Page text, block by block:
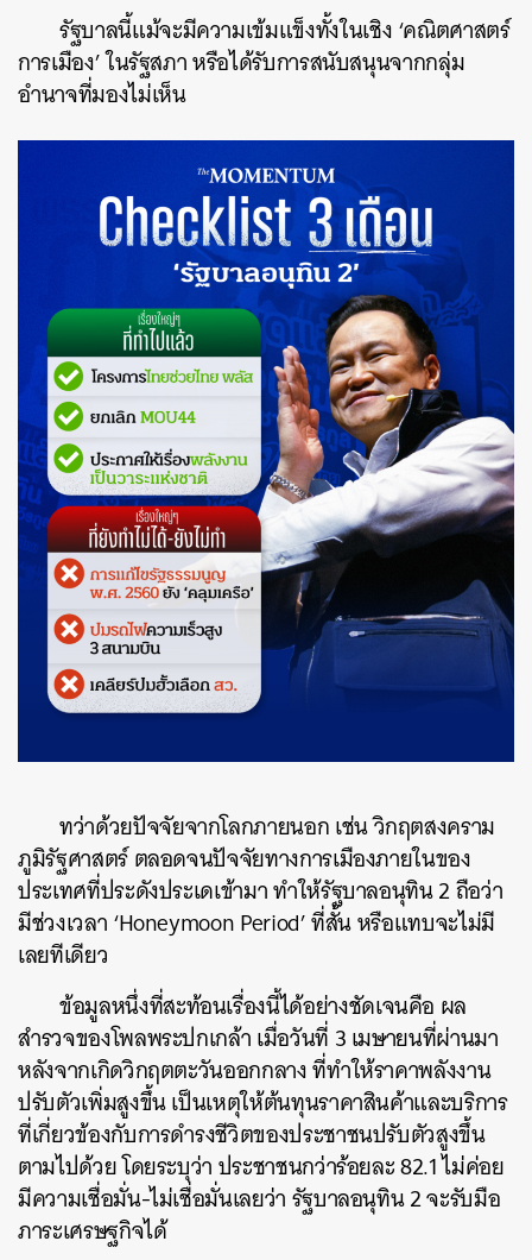
รัฐบาลนี้แม้จะมีความเข้มแข็งทั้งในเชิง ‘คณิตศาสตร์
การเมือง’ ในรัฐสภา หรือได้รับการสนับสนุนจากกลุ่ม
อำนาจที่มองไม่เห็น
ทว่าด้วยปัจจัยจากโลกภายนอก เช่น วิกฤตสงคราม
ภูมิรัฐศาสตร์ ตลอดจนปัจจัยทางการเมืองภายในของ
ประเทศที่ประดังประเดเข้ามา ทำให้รัฐบาลอนุทิน 2 ถือว่า
มีช่วงเวลา ‘Honeymoon Period’ ที่สั้น หรือแทบจะไม่มี
เลยทีเดียว
ข้อมูลหนึ่งที่สะท้อนเรื่องนี้ได้อย่างชัดเจนคือ ผล
สำรวจของโพลพระปกเกล้า เมื่อวันที่ 3 เมษายนที่ผ่านมา
หลังจากเกิดวิกฤตตะวันออกกลาง ที่ทำให้ราคาพลังงาน
ปรับตัวเพิ่มสูงขึ้น เป็นเหตุให้ต้นทุนราคาสินค้าและบริการ
ที่เกี่ยวข้องกับการดำรงชีวิตของประชาชนปรับตัวสูงขึ้น
ตามไปด้วย โดยระบุว่า ประชาชนกว่าร้อยละ 82.1 ไม่ค่อย
มีความเชื่อมั่น-ไม่เชื่อมั่นเลยว่า รัฐบาลอนุทิน 2 จะรับมือ
ภาระเศรษฐกิจได้